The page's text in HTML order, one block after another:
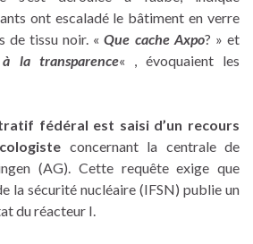
ont escaladé le bâtiment en verre
de tissu noir. «Que cache Axpo? » et
la transparence« , évoquaient les
fédéral est saisi d’un recours
concernant la centrale de
(AG). Cette requête exige que
la sécurité nucléaire (IFSN) publie un
du réacteur I.